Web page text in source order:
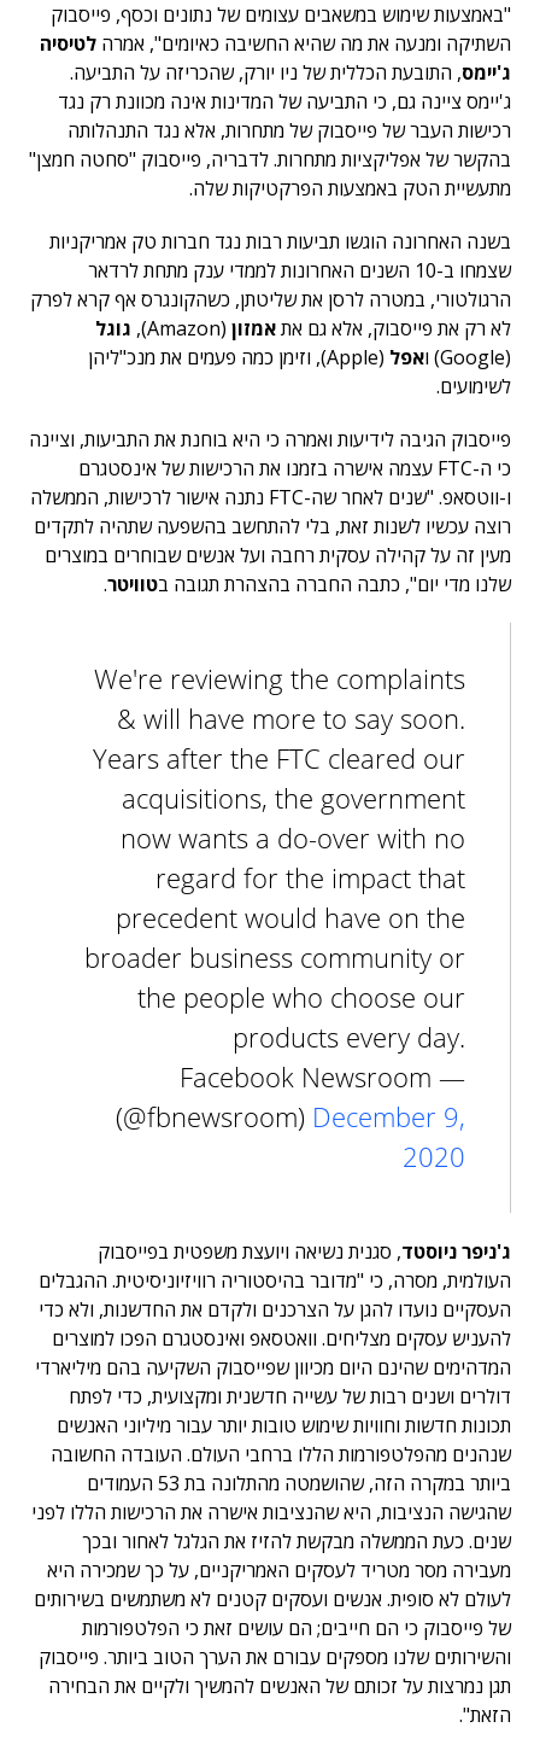
"באמצעות שימוש במשאבים עצומים של נתונים וכסף, פייסבוק
השתיקה ומנעה את מה שהיא החשיבה כאיומים", אמרה לטיסיה
ג'יימס, התובעת הכללית של ניו יורק, שהכריזה על התביעה.
ג'יימס ציינה גם, כי התביעה של המדינות אינה מכוונת רק נגד
רכישות העבר של פייסבוק של מתחרות, אלא נגד התנהלותה
בהקשר של אפליקציות מתחרות. לדבריה, פייסבוק "סחטה חמצן"
מתעשיית הטק באמצעות הפרקטיקות שלה.
בשנה האחרונה הוגשו תביעות רבות נגד חברות טק אמריקניות
שצמחו ב-10 השנים האחרונות לממדי ענק מתחת לרדאר
הרגולטורי, במטרה לרסן את שליטתן, כשהקונגרס אף קרא לפרק
לא רק את פייסבוק, אלא גם אתאמזון (Amazon),
גוגל
(Google) ו
אפל
(Apple), וזימן כמה פעמים את מנכ"ליהן
לשימועים.
פייסבוק הגיבה לידיעות ואמרה כי היא בוחנת את התביעות, וציינה
כי ה-FTC עצמה אישרה בזמנו את הרכישות של אינסטגרם
ו-ווטסאפ. "שנים לאחר שה-FTC נתנה אישור לרכישות, הממשלה
רוצה עכשיו לשנות זאת, בלי להתחשב בהשפעה שתהיה לתקדים
מעין זה על קהילה עסקית רחבה ועל אנשים שבוחרים במוצרים
שלנו מדי יום", כתבה החברה בהצהרת תגובה בטוויטר.
We're reviewing the complaints
& will have more to say soon.
Years after the FTC cleared our
acquisitions, the government
now wants a do-over with no
regard for the impact that
precedent would have on the
broader business community or
the people who choose our
products every day.
— Facebook Newsroom
(@fbnewsroom) December 9,
2020
ג'ניפר ניוסטד, סגנית נשיאה ויועצת משפטית בפייסבוק
העולמית, מסרה, כי "מדובר בהיסטוריה רוויזיוניסיטית. ההגבלים
העסקיים נועדו להגן על הצרכנים ולקדם את החדשנות, ולא כדי
להעניש עסקים מצליחים. וואטסאפ ואינסטגרם הפכו למוצרים
המדהימים שהינם היום מכיוון שפייסבוק השקיעה בהם מיליארדי
דולרים ושנים רבות של עשייה חדשנית ומקצועית, כדי לפתח
תכונות חדשות וחוויות שימוש טובות יותר עבור מיליוני האנשים
שנהנים מהפלטפורמות הללו ברחבי העולם. העובדה החשובה
ביותר במקרה הזה, שהושמטה מהתלונה בת 53 העמודים
שהגישה הנציבות, היא שהנציבות אישרה את הרכישות הללו לפני
שנים. כעת הממשלה מבקשת להזיז את הגלגל לאחור ובכך
מעבירה מסר מטריד לעסקים האמריקניים, על כך שמכירה היא
לעולם לא סופית. אנשים ועסקים קטנים לא משתמשים בשירותים
של פייסבוק כי הם חייבים; הם עושים זאת כי הפלטפורמות
והשירותים שלנו מספקים עבורם את הערך הטוב ביותר. פייסבוק
תגן נמרצות על זכותם של האנשים להמשיך ולקיים את הבחירה
הזאת".